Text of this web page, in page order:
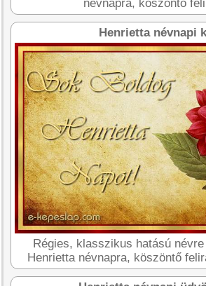
névnapra, köszöntő
Henrietta névnapi
Régies, klasszikus hatású
Henrietta névnapra, köszöntő